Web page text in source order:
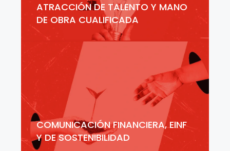
ATRACCIÓN DE TALENTO Y MANO
DE OBRA CUALIFICADA
COMUNICACIÓN FINANCIERA, EINF
Y DE SOSTENIBILIDAD